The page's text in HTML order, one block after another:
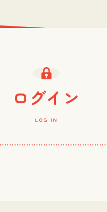
ログイン
LOG IN